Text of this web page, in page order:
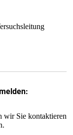
wir Sie kontaktieren